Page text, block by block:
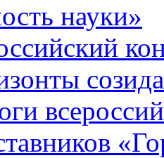
науки»